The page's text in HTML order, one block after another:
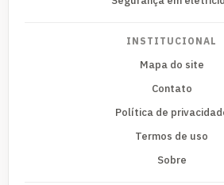
INSTITUCIONAL
Mapa do site
Contato
Política de
Termos de uso
Sobre